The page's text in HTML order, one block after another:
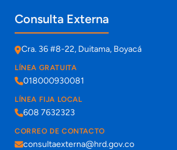
Consulta Externa
Cra. 36 #8-22, Duitama, Boyacá
LÍNEA GRATUITA
018000930081
LÍNEA FIJA LOCAL
608 7632323
CORREO DE CONTACTO
consultaexterna@hrd.gov.co